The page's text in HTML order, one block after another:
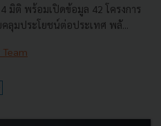
มิติ พร้อมเปิดข้อมูล 42 โครงการ
ลุมประโยชน์ต่อประเทศ พลั...
Team